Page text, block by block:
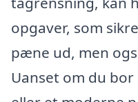
opgaver, som
pæne ud, men
Uanset om du